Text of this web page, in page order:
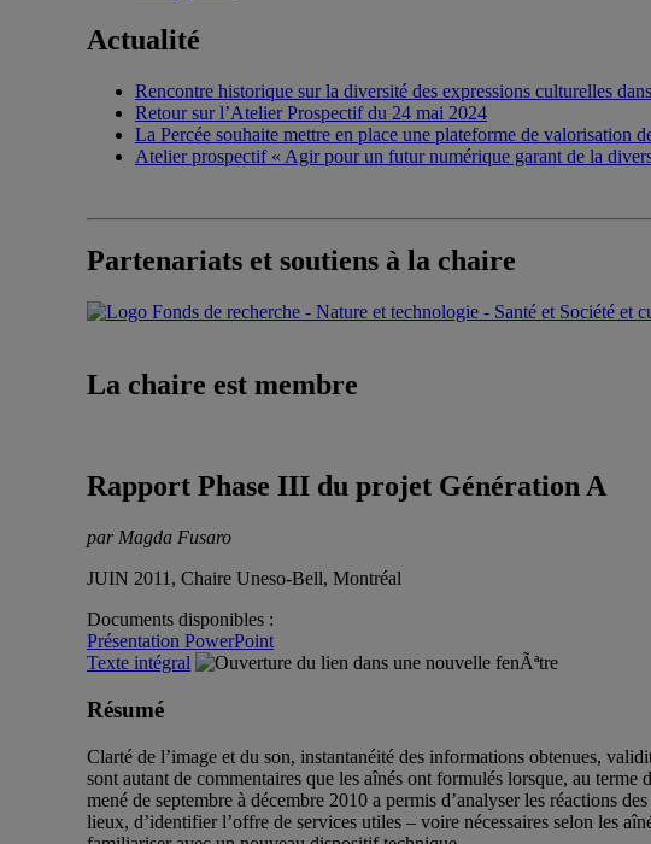
Actualité
Rencontre historique sur la diversité des expressions culturelles
Retour sur l’Atelier Prospectif du 24 mai 2024
La Percée souhaite mettre en place une plateforme de valorisation
Atelier prospectif « Agir pour un futur numérique garant de la
Partenariats et soutiens à la chaire
La chaire est membre
Rapport Phase III du projet Génération A
par Magda Fusaro
JUIN 2011, Chaire Uneso-Bell, Montréal
Documents disponibles :
Présentation PowerPoint
Texte intégral
Résumé
Clarté de l’image et du son, instantanéité des informations obtenues,
sont autant de commentaires que les aînés ont formulés lorsque, au
mené de septembre à décembre 2010 a permis d’analyser les réactions
lieux, d’identifier l’offre de services utiles – voire nécessaires selon les